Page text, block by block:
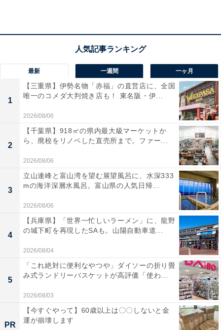
【原鶴温泉の人気ホテル】「原鶴温泉 旅館
佐藤荘」が選ばれる理由
楽天トラベルの「アーリーサマーフェア」とは？
楽天トラベルでは、6月1日9時59分まで「アーリーサマ
ーフェア」を開催中。人気の宿やホテルを対象に、宿泊
予約で使えるお得な割引クーポンを配布しています。
最新 一週間 一ヶ月
1
【三重県】伊勢名物「赤福」の直営店に、全国
唯一のコメダ大判焼き店も！ 東名阪・伊...
2026/08/06
2
【千葉県】918㎡の県内最大級マーケットか
ら、廃校をリノベした直売所まで。ファー...
2026/08/06
3
立山連峰と富山湾を望む展望風呂に、水深333
mの海洋深層水風呂。富山県の人気日帰...
2026/08/06
4
【兵庫県】「世界一忙しいラーメン」に、龍野
の城下町を再現したSAも。山陽自動車道...
2026/08/04
5
「これ絶対に便利なやつや」ダイソーの折り畳
み式ランドリーバスケットが高評価「使わ...
2026/08/03
PR
【今すぐやって】60歳以上は〇〇しないと金
運が崩壊します